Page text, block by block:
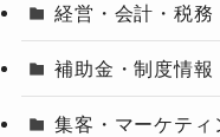
経営・会計・税務
補助金・制度情報
集客・マーケティ